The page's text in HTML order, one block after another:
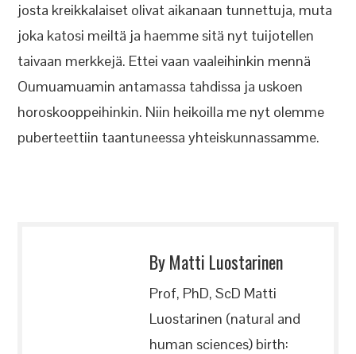
josta kreikkalaiset olivat aikanaan tunnettuja, muta
joka katosi meiltä ja haemme sitä nyt tuijotellen
taivaan merkkejä. Ettei vaan vaaleihinkin mennä
Oumuamuamin antamassa tahdissa ja uskoen
horoskooppeihinkin. Niin heikoilla me nyt olemme
puberteettiin taantuneessa yhteiskunnassamme.
By Matti Luostarinen
Prof, PhD, ScD Matti
Luostarinen (natural and
human sciences) birth: